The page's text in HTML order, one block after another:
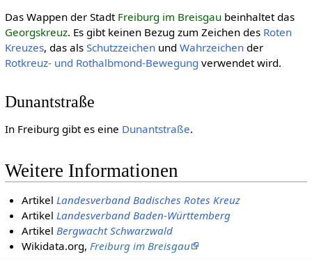
Das Wappen der Stadt Freiburg im Breisgaubeinhaltet das
Georgskreuz. Es gibt keinen Bezug zum Zeichen des Roten
Kreuzes, das als Schutzzeichenund Wahrzeichender
Rotkreuz- und Rothalb­mond-Be­we­gung verwendet wird.
Dunantstraße
In Freiburg gibt es eine Dunantstraße.
Weitere Informationen
Artikel Landesverband Badisches Rotes Kreuz
Artikel Landesverband Baden-Württemberg
Artikel Bergwacht Schwarzwald
Wikidata.org, Freiburg im Breisgau